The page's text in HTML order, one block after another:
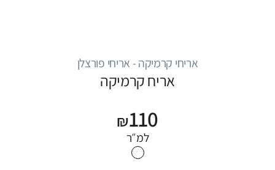
אריחי קרמיקה - אריחי פורצלן
אריח קרמיקה
₪110
למ״ר